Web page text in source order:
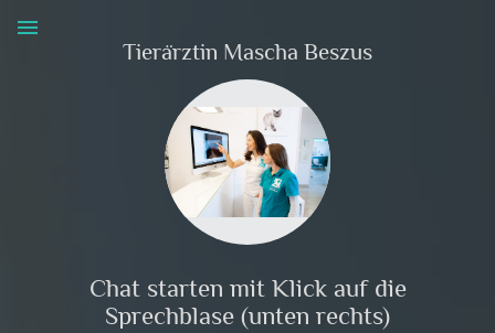
menu
Tierärztin Mascha Beszus
Chat starten mit Klick auf die
Sprechblase (unten rechts)